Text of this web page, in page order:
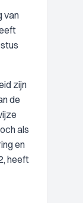
van
zijn
de
als
en
heeft